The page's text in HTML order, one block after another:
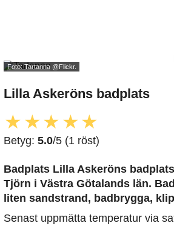
Foto: Tartanna@Flickr.
Lilla Askeröns badplats
★ ★★ ★★
Betyg: 5.0/5 (1 röst)
Badplats Lilla Askeröns
Tjörn i Västra Götalands län.
liten sandstrand, badbrygga,
Senast uppmätta temperatur via